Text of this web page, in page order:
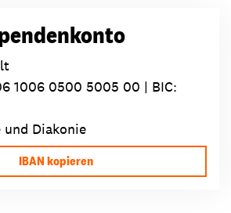
1006 0500 5005 00 | BIC:
Diakonie
IBAN kopieren